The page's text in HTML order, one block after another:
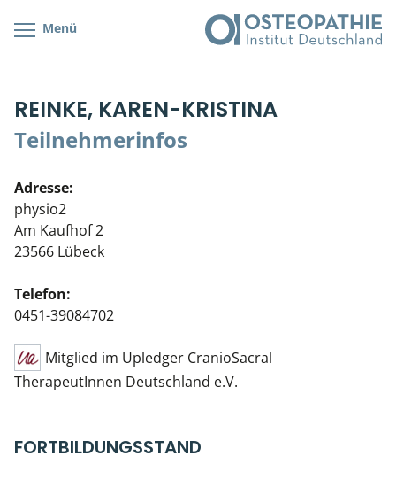
Menü
REINKE, KAREN-KRISTINA
Teilnehmerinfos
Adresse:
physio2
Am Kaufhof 2
23566 Lübeck
Telefon:
0451-39084702
Mitglied im Upledger CranioSacral
TherapeutInnen Deutschland e.V.
FORTBILDUNGSSTAND
Cranial/Neurale Osteopathie
Parietale Osteopathie
Viszerale Osteopathie
Klinische & Praktische Kurse
Live Online-Kurse
Postgraduate- & Spezialkurse
CranioSacrale Ausbildung
Bonus-Programm
Veranstaltungsticket DB
Wissenswertes
Teilnehmerliste
Stellenbörse
Soziales Engagement